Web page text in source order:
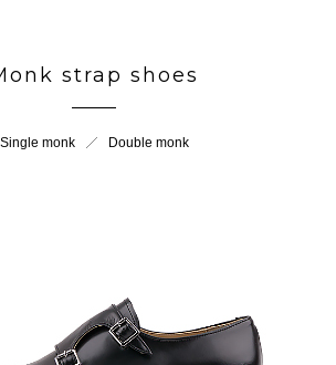
strap shoes
Single monk Double monk